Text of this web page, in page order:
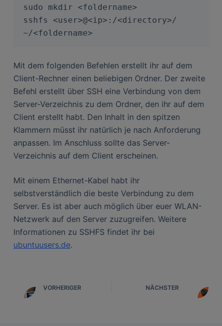
sudo mkdir <foldername>
sshfs <user>@<ip>:/<directory>/
~/<foldername>
Mit dem folgenden Befehlen erstellt ihr auf dem
Client-Rechner einen beliebigen Ordner. Der zweite
Befehl erstellt über SSH eine Verbindung von dem
Server-Verzeichnis zu dem Ordner, den ihr auf dem
Client erstellt habt. Den Inhalt in den spitzen
Klammern müsst ihr natürlich je nach Anforderung
anpassen. Im Anschluss sollte das Server-
Verzeichnis auf dem Client erscheinen.
Mit einem Ethernet-Kabel habt ihr
selbstverständlich die beste Verbindung zu dem
Server. Es ist aber auch möglich über euer WLAN-
Netzwerk auf den Server zuzugreifen. Weitere
Informationen zu SSHFS findet ihr bei
ubuntuusers.de.
VORHERIGER NÄCHSTER